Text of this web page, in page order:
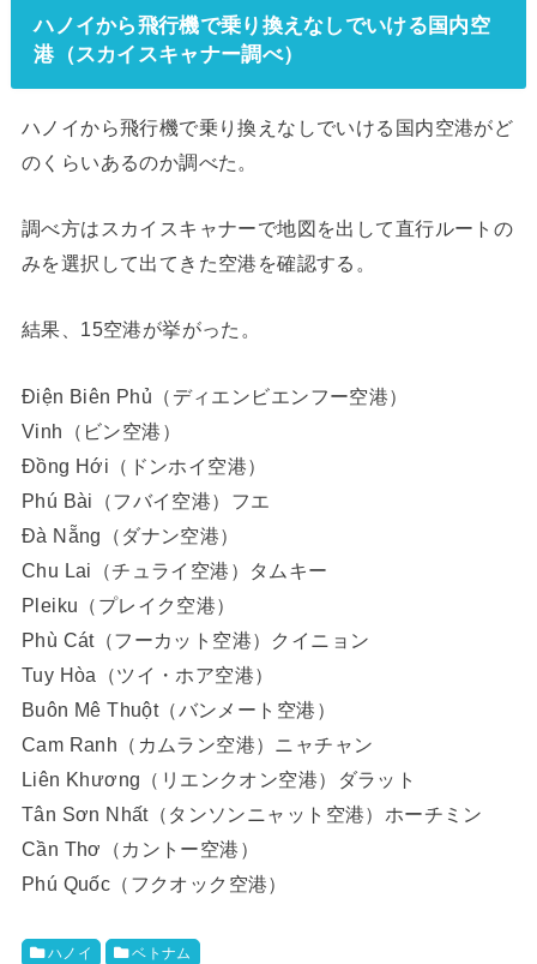
ハノイから飛行機で乗り換えなしでいける国内空
港（スカイスキャナー調べ）
ハノイから飛行機で乗り換えなしでいける国内空港がど
のくらいあるのか調べた。
調べ方はスカイスキャナーで地図を出して直行ルートの
みを選択して出てきた空港を確認する。
結果、15空港が挙がった。
Điện Biên Phủ（ディエンビエンフー空港）
Vinh（ビン空港）
Đồng Hới（ドンホイ空港）
Phú Bài（フバイ空港）フエ
Đà Nẵng（ダナン空港）
Chu Lai（チュライ空港）タムキー
Pleiku（プレイク空港）
Phù Cát（フーカット空港）クイニョン
Tuy Hòa（ツイ・ホア空港）
Buôn Mê Thuột（バンメート空港）
Cam Ranh（カムラン空港）ニャチャン
Liên Khương（リエンクオン空港）ダラット
Tân Sơn Nhất（タンソンニャット空港）ホーチミン
Cần Thơ（カントー空港）
Phú Quốc（フクオック空港）
ハノイ ベトナム